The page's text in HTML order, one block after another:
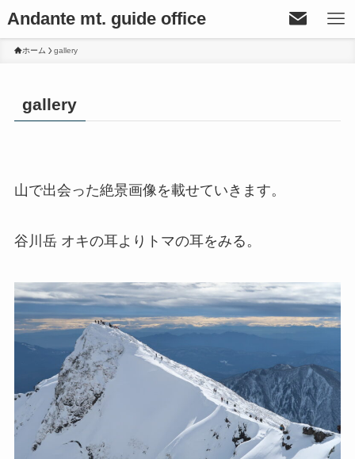
Andante mt. guide office
ホーム gallery
gallery
山で出会った絶景画像を載せていきます。
谷川岳 オキの耳よりトマの耳をみる。